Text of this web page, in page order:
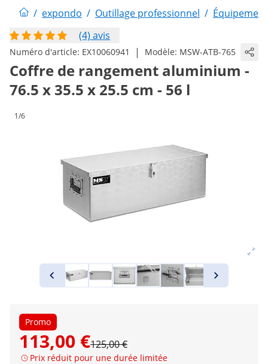
/ expondo / Outillage professionnel /
(4) avis
Numéro d'article: EX10060941 | Modèle: MSW-ATB-765
Coffre de rangement aluminium -
76.5 x 35.5 x 25.5 cm - 56 l
1/6
Promo
113,00 €125,00 €
Prix réduit pour une durée limitée